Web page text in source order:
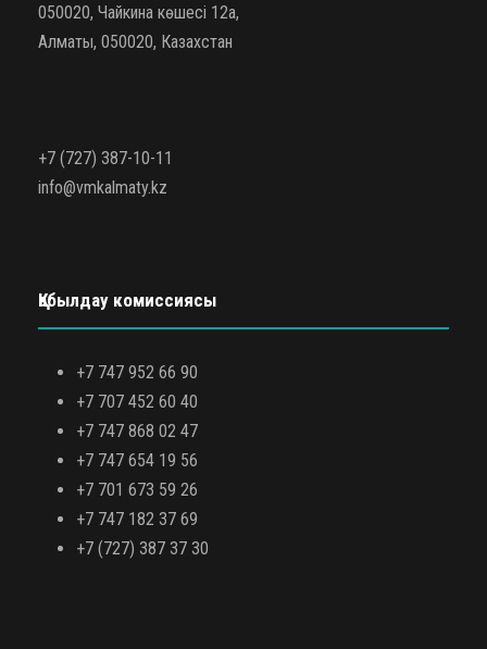
050020, Чайкина көшесі 12а,
Алматы, 050020, Казахстан
+7 (727) 387-10-11
info@vmkalmaty.kz
Қабылдау комиссиясы
+7 747 952 66 90
+7 707 452 60 40
+7 747 868 02 47
+7 747 654 19 56
+7 701 673 59 26
+7 747 182 37 69
+7 (727) 387 37 30